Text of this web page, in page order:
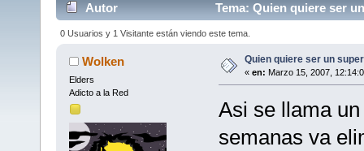
Autor Tema: Quien quiere ser
0 Usuarios y 1 Visitante están viendo este tema.
Wolken
Elders
Adicto a la Red
Quien quiere ser un
« en: Marzo 15, 2007,
Asi se llama
semanas va